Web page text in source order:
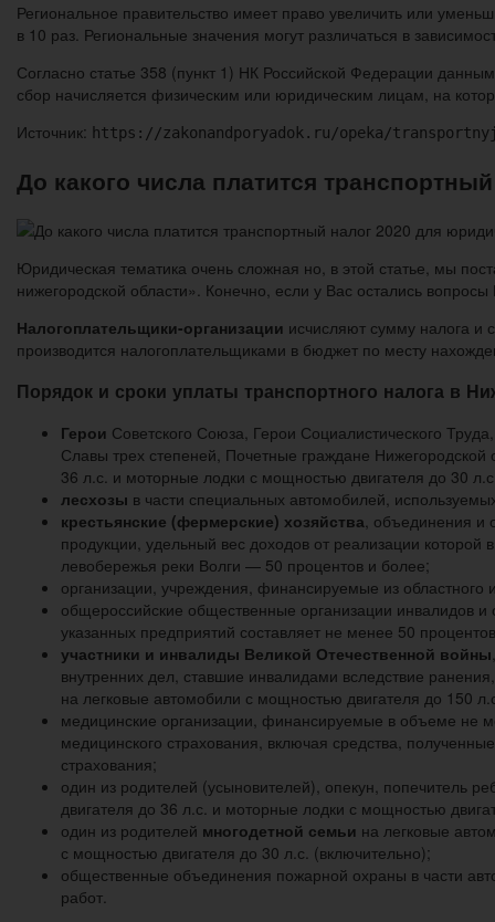
Региональное правительство имеет право увеличить или
в 10 раз. Региональные значения могут различаться в
Согласно статье 358 (пункт 1) НК Российской Федерации
сбор начисляется физическим или юридическим лицам, на
Источник: https://zakonandporyadok.ru/opeka/
До какого числа платится
Юридическая тематика очень сложная но, в этой статье, мы
нижегородской области». Конечно, если у Вас остались
Налогоплательщики-организации исчисляют сумму налога и
производится налогоплательщиками в бюджет по месту
Порядок и сроки уплаты транспортного налога в
Герои Советского Союза, Герои Социалистического
Славы трех степеней, Почетные граждане
36 л.с. и моторные лодки с мощностью двигателя до 30
лесхозы в части специальных автомобилей,
крестьянские (фермерские) хозяйства, объединения и
продукции, удельный вес доходов от реализации
левобережья реки Волги — 50 процентов и более;
организации, учреждения, финансируемые из
общероссийские общественные организации инвалидов и
указанных предприятий составляет не менее 50
участники и инвалиды Великой Отечественной войны
внутренних дел, ставшие инвалидами вследствие
на легковые автомобили с мощностью двигателя до 150
медицинские организации, финансируемые в объеме не
медицинского страхования, включая средства,
страхования;
один из родителей (усыновителей), опекун, попечитель
двигателя до 36 л.с. и моторные лодки с мощностью
один из родителей многодетной семьи на легковые
с мощностью двигателя до 30 л.с. (включительно);
общественные объединения пожарной охраны в части
работ.